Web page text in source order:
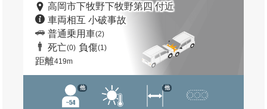
高岡市下牧野下牧野第四 付近
車両相互 小破事故
普通乗用車(2)
死亡(0) 負傷(1)
距離419m
他 他